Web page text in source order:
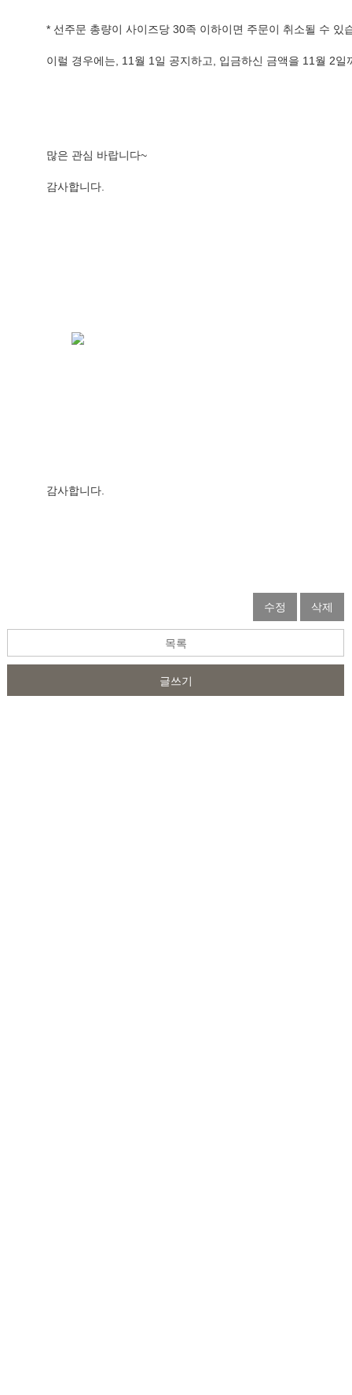
* 선주문 총량이 사이즈당 30족 이하이면 주문이 취소될 수 있
이럴 경우에는, 11월 1일 공지하고, 입금하신 금액을 11월 2일
많은 관심 바랍니다~
감사합니다.
감사합니다.
수정 삭제
목록
글쓰기